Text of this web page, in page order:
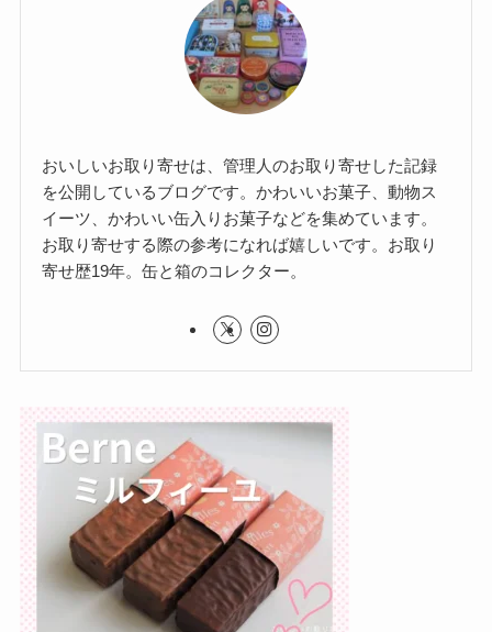
おいしいお取り寄せは、管理人のお取り寄せした記録
を公開しているブログです。かわいいお菓子、動物ス
イーツ、かわいい缶入りお菓子などを集めています。
お取り寄せする際の参考になれば嬉しいです。お取り
寄せ歴19年。缶と箱のコレクター。